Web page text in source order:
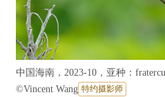
中国海南，2023-10，亚种：
©Vincent Wang 特约摄影师